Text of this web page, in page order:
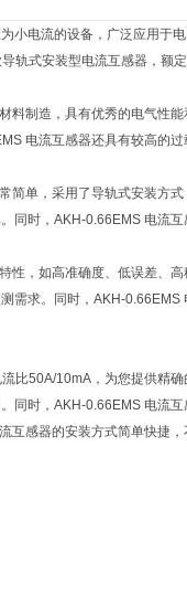
小电流的设备，广泛应用于电
轨式安装型电流互感器，额
料制造，具有优秀的电气性
电流互感器还具有较高的
简单，采用了导轨式安装方
同时，AKH-0.66EMS 电流
性，如高准确度、低误差、
需求。同时，AKH-
比50A/10mA，为您提供精
同时，AKH-0.66EMS 电流
互感器的安装方式简单快捷